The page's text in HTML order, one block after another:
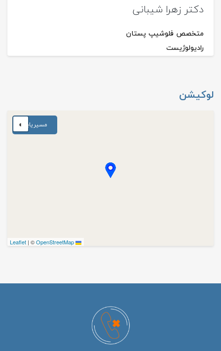
دکتر زهرا شیبانی
متخصص فلوشيپ پستان
رادیولوژیست
لوکیشن
مسیریابی ◐
| ©OpenStreetMap